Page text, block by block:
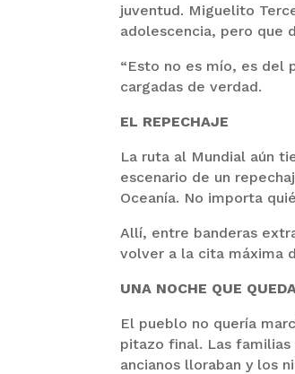
juventud. Miguelito
adolescencia, pero que
“Esto no es mío, es del
cargadas de verdad.
EL REPECHAJE
La ruta al Mundial aún
escenario de un
Oceanía. No importa
Allí, entre banderas
volver a la cita máxima
UNA NOCHE QUE
El pueblo no quería
pitazo final. Las
ancianos lloraban y los